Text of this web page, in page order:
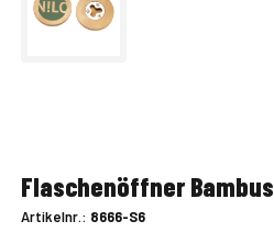
Flaschenöffner Bambus
Artikelnr.: 8666-S6